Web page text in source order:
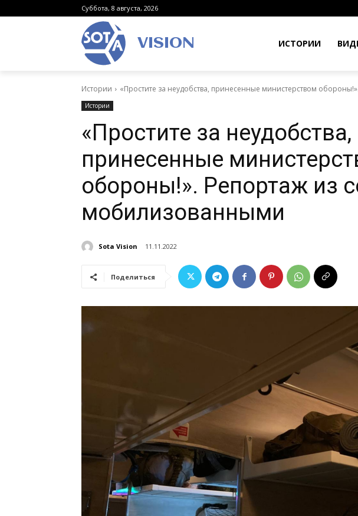
Суббота, 8 августа, 2026
VISION ИСТОРИИ
Истории «Простите за неудобства, принесенные министерством
Истории
«Простите за неудобства,
принесенные
обороны!». Репортаж из
мобилизованными
Sota Vision 11.11.2022
Поделиться